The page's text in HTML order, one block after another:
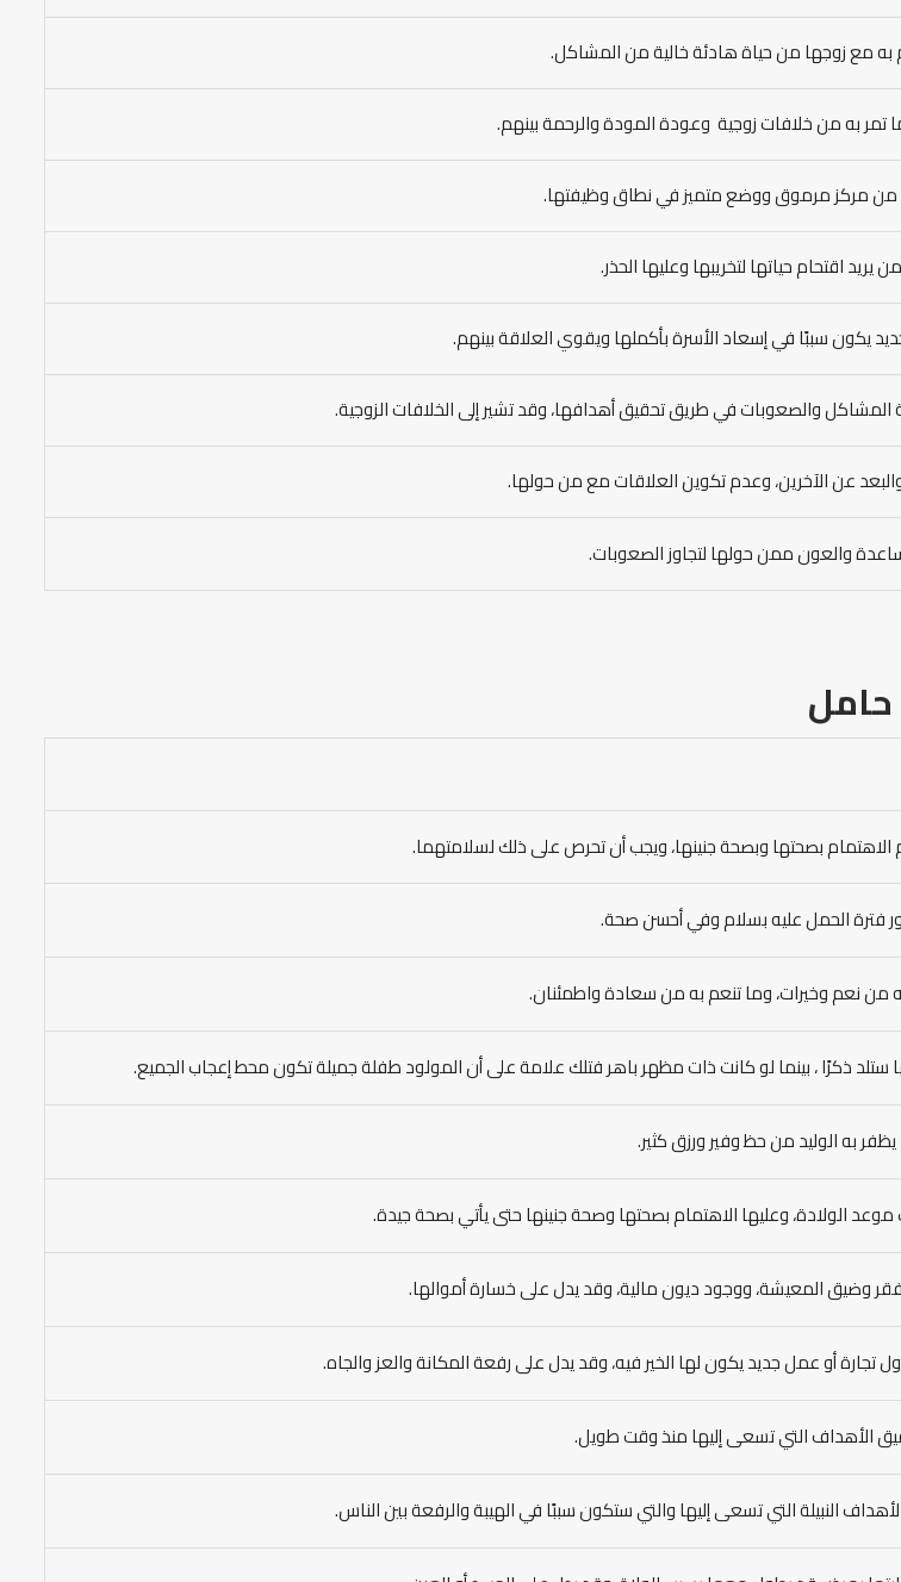
به مع زوجها من حياة هادئة خالية من المشاكل.
تمر به من خلافات زوجية وعودة المودة والرحمة بينهم.
من مركز مرموق ووضع متميز في نطاق وظيفتها.
اقتحام حياتها لتخريبها وعليها الحذر.
يكون سببًا في إسعاد الأسرة بأكملها ويقوي العلاقة بينهم.
المشاكل والصعوبات في طريق تحقيق أهدافها، وقد تشير إلى الخلافات الزوجية.
عن الآخرين، وعدم تكوين العلاقات مع من حولها.
والعون ممن حولها لتجاوز الصعوبات.
الاهتمام بصحتها وبصحة جنينها، ويجب أن تحرص على ذلك لسلامتهما.
فترة الحمل عليه بسلام وفي أحسن صحة.
من نعم وخيرات، وما تنعم به من سعادة واطمئنان.
ستلد ذكرًا ، بينما لو كانت ذات مظهر باهر فتلك علامة على أن المولود طفلة جميلة تكون محط إعجاب الجميع.
به الوليد من حظ وفير ورزق كثير.
موعد الولادة، وعليها الاهتمام بصحتها وصحة جنينها حتى يأتي بصحة جيدة.
وضيق المعيشة، ووجود ديون مالية، وقد يدل على خسارة أموالها.
تجارة أو عمل جديد يكون لها الخير فيه، وقد يدل على رفعة المكانة والعز والجاه.
الأهداف التي تسعى إليها منذ وقت طويل.
النبيلة التي تسعى إليها والتي ستكون سببًا في الهيبة والرفعة بين الناس.